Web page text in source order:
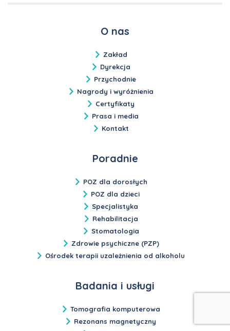
O nas
Zakład
Dyrekcja
Przychodnie
Nagrody i wyróżnienia
Certyfikaty
Prasa i media
Kontakt
Poradnie
POZ dla dorosłych
POZ dla dzieci
Specjalistyka
Rehabilitacja
Stomatologia
Zdrowie psychiczne (PZP)
Ośrodek terapii uzależnienia od alkoholu
Badania i usługi
Tomografia komputerowa
Rezonans magnetyczny